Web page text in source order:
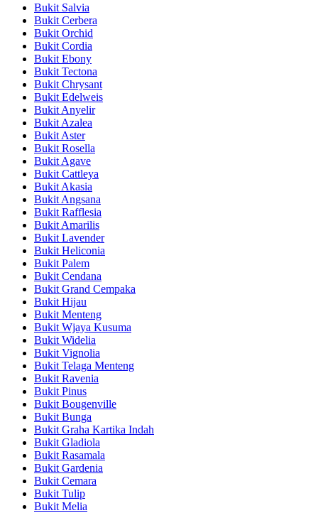
Bukit Salvia
Bukit Cerbera
Bukit Orchid
Bukit Cordia
Bukit Ebony
Bukit Tectona
Bukit Chrysant
Bukit Edelweis
Bukit Anyelir
Bukit Azalea
Bukit Aster
Bukit Rosella
Bukit Agave
Bukit Cattleya
Bukit Akasia
Bukit Angsana
Bukit Rafflesia
Bukit Amarilis
Bukit Lavender
Bukit Heliconia
Bukit Palem
Bukit Cendana
Bukit Grand Cempaka
Bukit Hijau
Bukit Menteng
Bukit Wjaya Kusuma
Bukit Widelia
Bukit Vignolia
Bukit Telaga Menteng
Bukit Ravenia
Bukit Pinus
Bukit Bougenville
Bukit Bunga
Bukit Graha Kartika Indah
Bukit Gladiola
Bukit Rasamala
Bukit Gardenia
Bukit Cemara
Bukit Tulip
Bukit Melia